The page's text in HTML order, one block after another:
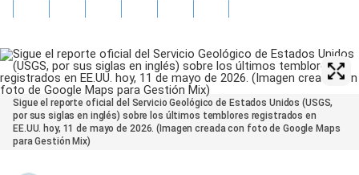
Sigue el reporte oficial del Servicio Geológico de Estados Unidos (USGS,
por sus siglas en inglés) sobre los últimos temblores registrados en
EE.UU. hoy, 11 de mayo de 2026. (Imagen creada con foto de Google Maps
para Gestión Mix)